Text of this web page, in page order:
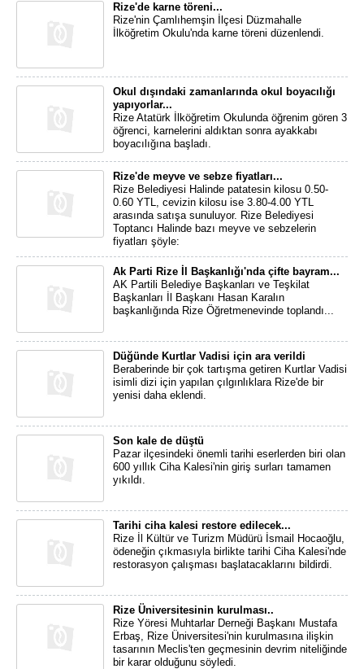
Rize'de karne töreni...
Rize'nin Çamlıhemşin İlçesi Düzmahalle
İlköğretim Okulu'nda karne töreni düzenlendi.
Okul dışındaki zamanlarında okul boyacılığı
yapıyorlar...
Rize Atatürk İlköğretim Okulunda öğrenim gören 3
öğrenci, karnelerini aldıktan sonra ayakkabı
boyacılığına başladı.
Rize'de meyve ve sebze fiyatları...
Rize Belediyesi Halinde patatesin kilosu 0.50-
0.60 YTL, cevizin kilosu ise 3.80-4.00 YTL
arasında satışa sunuluyor. Rize Belediyesi
Toptancı Halinde bazı meyve ve sebzelerin
fiyatları şöyle:
Ak Parti Rize İl Başkanlığı'nda çifte bayram...
AK Partili Belediye Başkanları ve Teşkilat
Başkanları İl Başkanı Hasan Karalın
başkanlığında Rize Öğretmenevinde toplandı...
Düğünde Kurtlar Vadisi için ara verildi
Beraberinde bir çok tartışma getiren Kurtlar Vadisi
isimli dizi için yapılan çılgınlıklara Rize'de bir
yenisi daha eklendi.
Son kale de düştü
Pazar ilçesindeki önemli tarihi eserlerden biri olan
600 yıllık Ciha Kalesi'nin giriş surları tamamen
yıkıldı.
Tarihi ciha kalesi restore edilecek...
Rize İl Kültür ve Turizm Müdürü İsmail Hocaoğlu,
ödeneğin çıkmasıyla birlikte tarihi Ciha Kalesi'nde
restorasyon çalışması başlatacaklarını bildirdi.
Rize Üniversitesinin kurulması..
Rize Yöresi Muhtarlar Derneği Başkanı Mustafa
Erbaş, Rize Üniversitesi'nin kurulmasına ilişkin
tasarının Meclis'ten geçmesinin devrim niteliğinde
bir karar olduğunu söyledi.